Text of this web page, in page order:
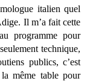
italien quel
Il m’a fait cette
programme pour
technique,
publics, c’est
même table pour